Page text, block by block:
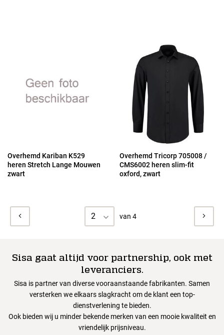
Overhemd Kariban K529
heren Stretch Lange Mouwen
zwart
Overhemd Tricorp 705008 /
CMS6002 heren slim-fit
oxford, zwart
2 van 4
Sisa gaat altijd voor partnership, ook met
leveranciers.
Sisa is partner van diverse vooraanstaande fabrikanten. Samen
versterken we elkaars slagkracht om de klant een top-
dienstverlening te bieden.
Ook bieden wij u minder bekende merken van een mooie kwaliteit en
vriendelijk prijsniveau.